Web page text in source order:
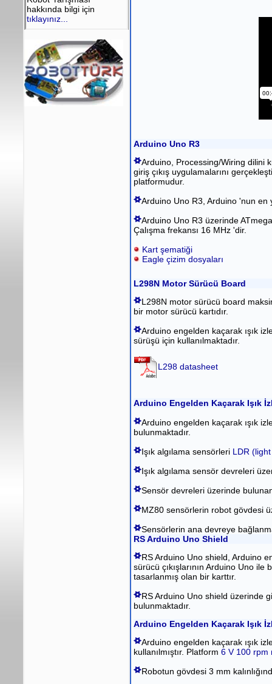
Arduino Uno R3
Arduino, Processing/Wiring dilini
giriş çıkış uygulamalarını
platformudur.
Arduino Uno R3, Arduino 'nun en
Arduino Uno R3 üzerinde
Çalışma frekansı 16 MHz 'dir.
Kart şematiği
Eagle çizim dosyaları
L298N Motor Sürücü Board
L298N motor sürücü board
bir motor sürücü kartıdır.
Arduino engelden kaçarak ışık
sürüşü için kullanılmaktadır.
L298 datasheet
Arduino Engelden Kaçarak Işık
Arduino engelden kaçarak ışık
bulunmaktadır.
Işık algılama sensörleri LDR
Işık algılama sensör devreleri
Sensör devreleri üzerinde
MZ80 sensörlerin robot gövdesi
Sensörlerin ana devreye
RS Arduino Uno Shield
RS Arduino Uno shield, Arduino
sürücü çıkışlarının Arduino Uno ile
tasarlanmış olan bir karttır.
RS Arduino Uno shield üzerinde
bulunmaktadır.
Arduino Engelden Kaçarak Işık
Arduino engelden kaçarak ışık
kullanılmıştır. Platform 6 V 100 rpm
Robotun gövdesi 3 mm